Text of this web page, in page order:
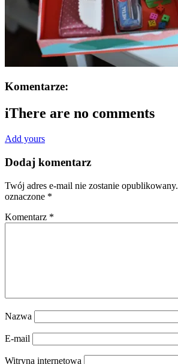
Komentarze:
iThere are no comments
Add yours
Dodaj komentarz
Twój adres e-mail nie zostanie opublikowany.
oznaczone *
Komentarz *
Nazwa
E-mail
Witryna internetowa